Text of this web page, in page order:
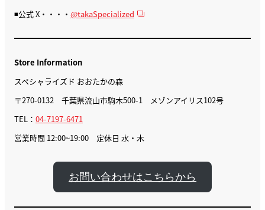
◾️公式 X・・・・ @takaSpecialized
Store Information
スペシャライズド おおたかの森
〒270-0132 千葉県流山市駒木500-1 メゾンアイリス102号
TEL： 04-7197-6471
営業時間 12:00~19:00 定休日 水・木
お問い合わせはこちらから